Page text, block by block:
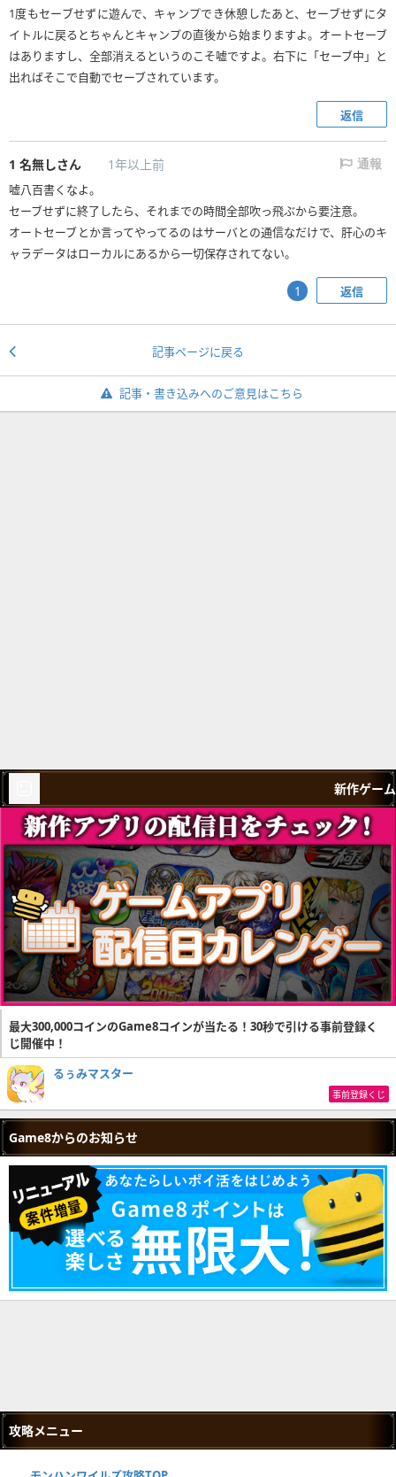
1度もセーブせずに遊んで、キャンプでき休憩したあと、セーブせずにタ
イトルに戻るとちゃんとキャンプの直後から始まりますよ。オートセーブ
はありますし、全部消えるというのこそ嘘ですよ。右下に「セーブ中」と
出ればそこで自動でセーブされています。
返信
1 名無しさん 1年以上前 通報
嘘八百書くなよ。
セーブせずに終了したら、それまでの時間全部吹っ飛ぶから要注意。
オートセーブとか言ってやってるのはサーバとの通信なだけで、肝心のキ
ャラデータはローカルにあるから一切保存されてない。
返信
1
記事ページに戻る
記事・書き込みへのご意見はこちら
新作ゲーム
最大300,000コインのGame8コインが当たる！30秒で引ける事前登録く
じ開催中！
るぅみマスター
事前登録くじ
Game8からのお知らせ
攻略メニュー